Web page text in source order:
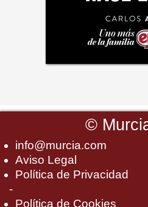
©
info@murcia.com
Aviso Legal
Política de Privacidad
-
Política de Cookies